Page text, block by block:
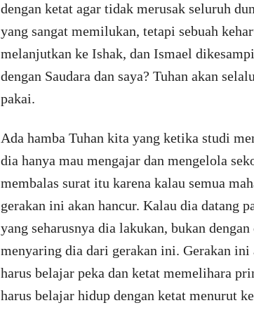
dengan ketat agar tidak merusak seluruh
yang sangat memilukan, tetapi sebuah
melanjutkan ke Ishak, dan Ismael
dengan Saudara dan saya? Tuhan akan
pakai.
Ada hamba Tuhan kita yang ketika studi
dia hanya mau mengajar dan mengelola
membalas surat itu karena kalau semua
gerakan ini akan hancur. Kalau dia datang
yang seharusnya dia lakukan, bukan
menyaring dia dari gerakan ini. Gerakan ini
harus belajar peka dan ketat memelihara
harus belajar hidup dengan ketat menurut